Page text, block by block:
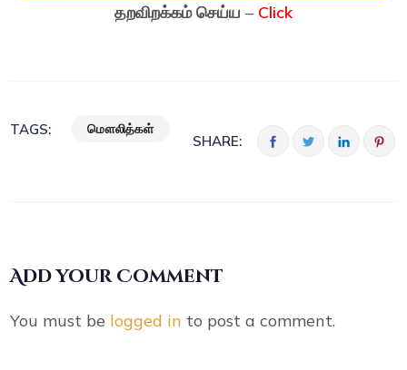
தறவிறக்கம் செய்ய – Click
TAGS: மௌலித்கள்
SHARE:
Add your Comment
You must be logged in to post a comment.